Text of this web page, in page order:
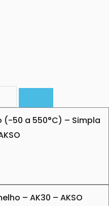
50 a 550°C) – Simpla
– AK30 – AKSO